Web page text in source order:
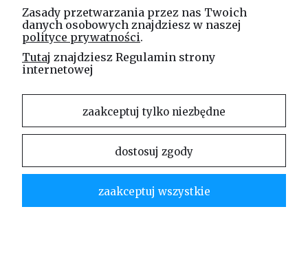
do koszyka
1
Wkłady cenionych marek,
przeznaczone do zastosowania
Zasady przetwarzania przez nas Twoich
danych osobowych znajdziesz w naszej
polityce prywatności.
Tutaj znajdziesz Regulamin strony
internetowej
zaakceptuj tylko niezbędne
dostosuj zgody
zaakceptuj wszystkie